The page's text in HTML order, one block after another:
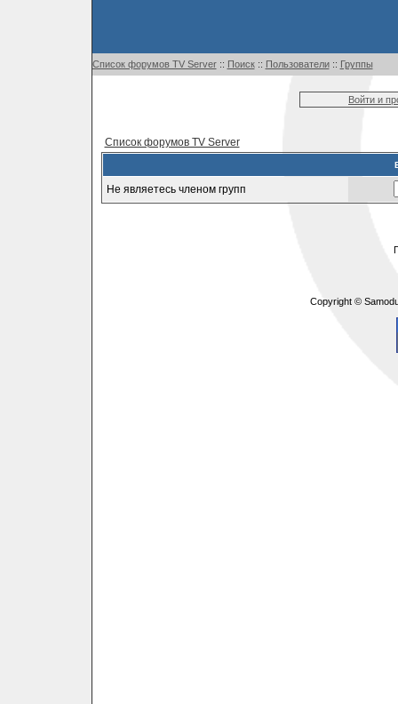
Список форумов TV Server:: Поиск:: Пользователи:: Группы
Войти и
Список форумов TV Server
Не являетесь членом групп
Copyright ©